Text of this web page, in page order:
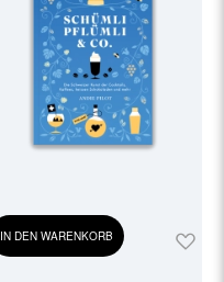
IN DEN WARENKORB